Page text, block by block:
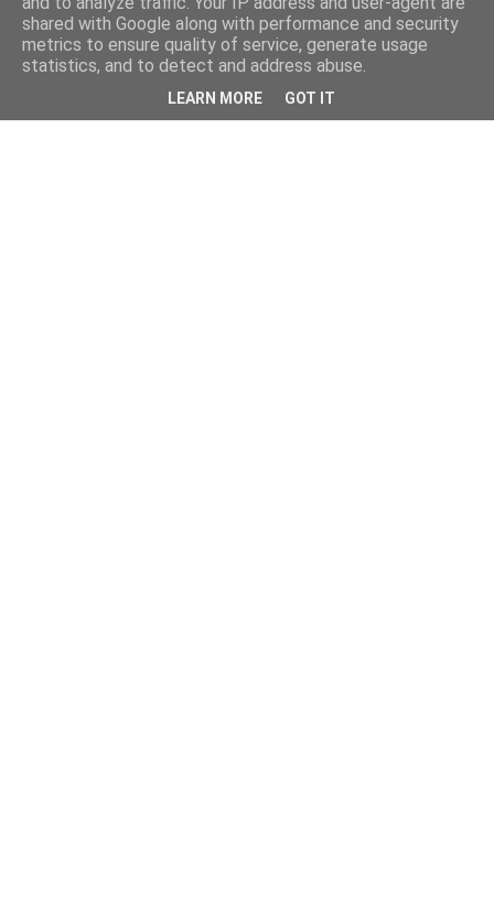
shared with Google along with performance and security
metrics to ensure quality of service, generate usage
statistics, and to detect and address abuse.
LEARN MORE GOT IT